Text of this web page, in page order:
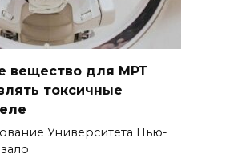
вещество для МРТ
токсичные
Университета Нью-